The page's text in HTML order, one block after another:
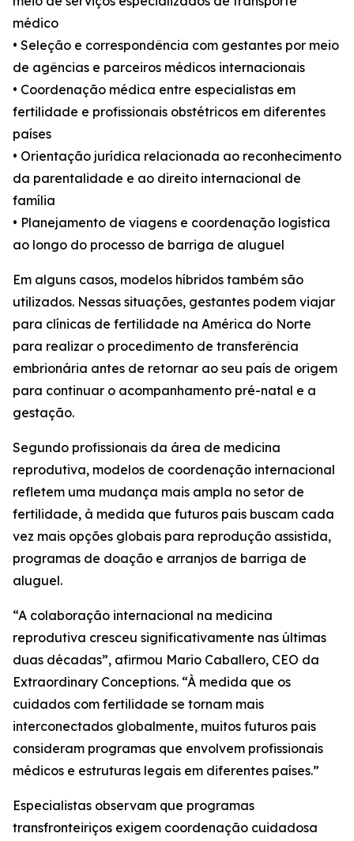
médico
• Seleção e correspondência com gestantes por meio
de agências e parceiros médicos internacionais
• Coordenação médica entre especialistas em
fertilidade e profissionais obstétricos em diferentes
países
• Orientação jurídica relacionada ao reconhecimento
da parentalidade e ao direito internacional de
família
• Planejamento de viagens e coordenação logística
ao longo do processo de barriga de aluguel
Em alguns casos, modelos híbridos também são
utilizados. Nessas situações, gestantes podem viajar
para clínicas de fertilidade na América do Norte
para realizar o procedimento de transferência
embrionária antes de retornar ao seu país de origem
para continuar o acompanhamento pré-natal e a
gestação.
Segundo profissionais da área de medicina
reprodutiva, modelos de coordenação internacional
refletem uma mudança mais ampla no setor de
fertilidade, à medida que futuros pais buscam cada
vez mais opções globais para reprodução assistida,
programas de doação e arranjos de barriga de
aluguel.
“A colaboração internacional na medicina
reprodutiva cresceu significativamente nas últimas
duas décadas”, afirmou Mario Caballero, CEO da
Extraordinary Conceptions. “À medida que os
cuidados com fertilidade se tornam mais
interconectados globalmente, muitos futuros pais
consideram programas que envolvem profissionais
médicos e estruturas legais em diferentes países.”
Especialistas observam que programas
transfronteiriços exigem coordenação cuidadosa